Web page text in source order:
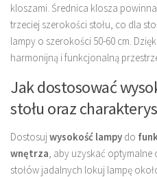
kloszami. Średnica klosza
trzeciej szerokości stołu, co dla
lampy o szerokości 50-60 cm.
harmonijną i funkcjonalną
Jak dostosować
stołu oraz
Dostosujwysokość lampy do
wnętrza , aby uzyskać
stołów jadalnych lokuj lampę